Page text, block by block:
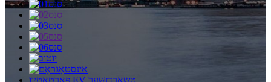
פּאָרטאַטיוו EV טשאַרדזשער